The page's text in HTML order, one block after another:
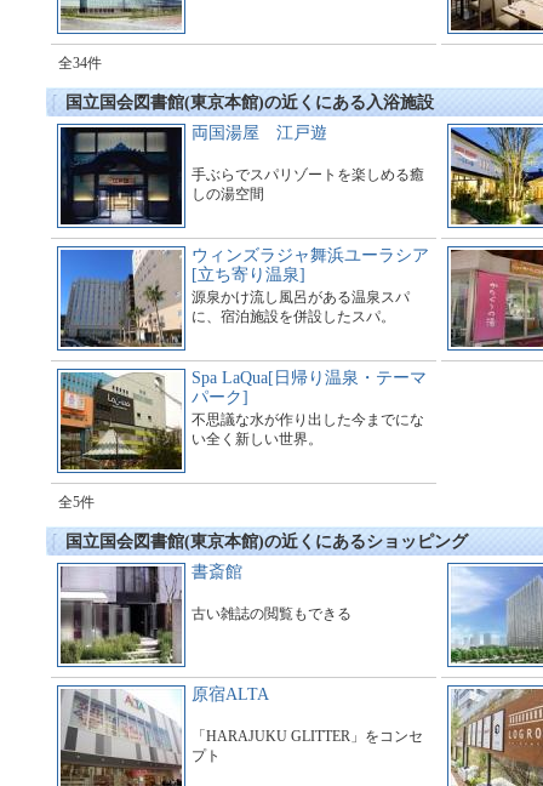
全34件
国立国会図書館(東京本館)の近くにある入浴施設
両国湯屋 江戸遊
手ぶらでスパリゾートを楽しめる癒
しの湯空間
ウィンズラジャ舞浜ユーラシア
[立ち寄り温泉]
源泉かけ流し風呂がある温泉スパ
に、宿泊施設を併設したスパ。
Spa LaQua[日帰り温泉・テーマ
パーク]
不思議な水が作り出した今までにな
い全く新しい世界。
全5件
国立国会図書館(東京本館)の近くにあるショッピング
書斎館
古い雑誌の閲覧もできる
原宿ALTA
「HARAJUKU GLITTER」をコンセ
プト